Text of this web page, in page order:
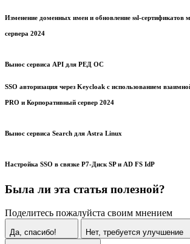
Изменение доменных имен и обновление ssl-сертификатов
сервера 2024
Вынос сервиса API для РЕД ОС
SSO авторизация через Keycloak c использованием
PRO и Корпоративный сервер 2024
Вынос сервиса Search для Astra Linux
Настройка SSO в связке Р7-Диск SP и AD FS IdP
Была ли эта статья полезной?
Поделитесь пожалуйста своим мнением
Да, спасибо! Нет, требуется улучшение